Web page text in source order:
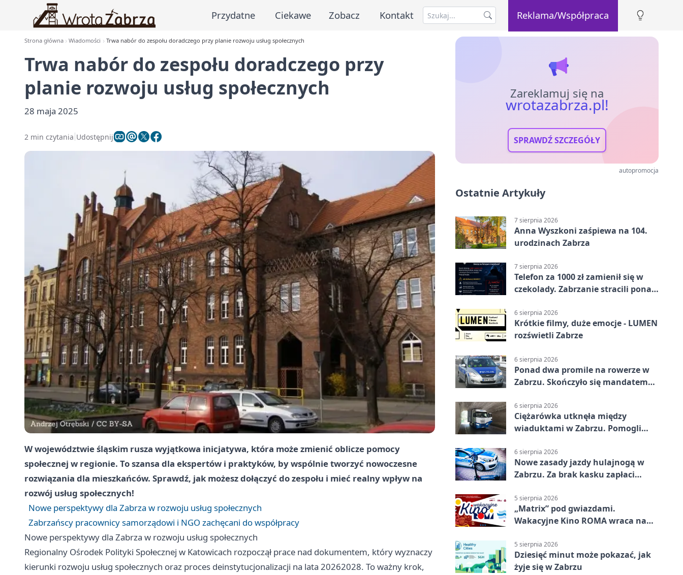
Przydatne Ciekawe Zobacz Kontakt Reklama/Współpraca
Strona główna Wiadomości Trwa nabór do zespołu doradczego przy planie rozwoju usług społecznych
Trwa nabór do zespołu doradczego przy
planie rozwoju usług społecznych
28 maja 2025
2 min czytania Udostępnij
W województwie śląskim rusza wyjątkowa inicjatywa, która może zmienić oblicze pomocy
społecznej w regionie. To szansa dla ekspertów i praktyków, by wspólnie tworzyć nowoczesne
rozwiązania dla mieszkańców. Sprawdź, jak możesz dołączyć do zespołu i mieć realny wpływ na
rozwój usług społecznych!
Nowe perspektywy dla Zabrza w rozwoju usług społecznych
Zabrzańscy pracownicy samorządowi i NGO zachęcani do współpracy
Nowe perspektywy dla Zabrza w rozwoju usług społecznych
Regionalny Ośrodek Polityki Społecznej w Katowicach rozpoczął prace nad dokumentem, który wyznaczy
kierunki rozwoju usług społecznych oraz proces deinstytucjonalizacji na lata 20262028. To ważny krok,
Zareklamuj się na
wrotazabrza.pl!
SPRAWDŹ SZCZEGÓŁY
autopromocja
Ostatnie Artykuły
7 sierpnia 2026
Anna Wyszkoni zaśpiewa na 104.
urodzinach Zabrza
7 sierpnia 2026
Telefon za 1000 zł zamienił się w
czekolady. Zabrzanie stracili ponad
6 sierpnia 2026
Krótkie filmy, duże emocje - LUMEN
rozświetli Zabrze
6 sierpnia 2026
Ponad dwa promile na rowerze w
Zabrzu. Skończyło się mandatem
6 sierpnia 2026
Ciężarówka utknęła między
wiaduktami w Zabrzu. Pomogli
6 sierpnia 2026
Nowe zasady jazdy hulajnogą w
Zabrzu. Za brak kasku zapłaci
5 sierpnia 2026
„Matrix” pod gwiazdami.
Wakacyjne Kino ROMA wraca na
5 sierpnia 2026
Dziesięć minut może pokazać, jak
żyje się w Zabrzu